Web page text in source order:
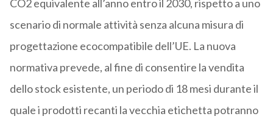
CO2 equivalente all’anno entro il 2030, rispetto a uno
scenario di normale attività senza alcuna misura di
progettazione ecocompatibile dell’UE. La nuova
normativa prevede, al fine di consentire la vendita
dello stock esistente, un periodo di 18 mesi durante il
quale i prodotti recanti la vecchia etichetta potranno